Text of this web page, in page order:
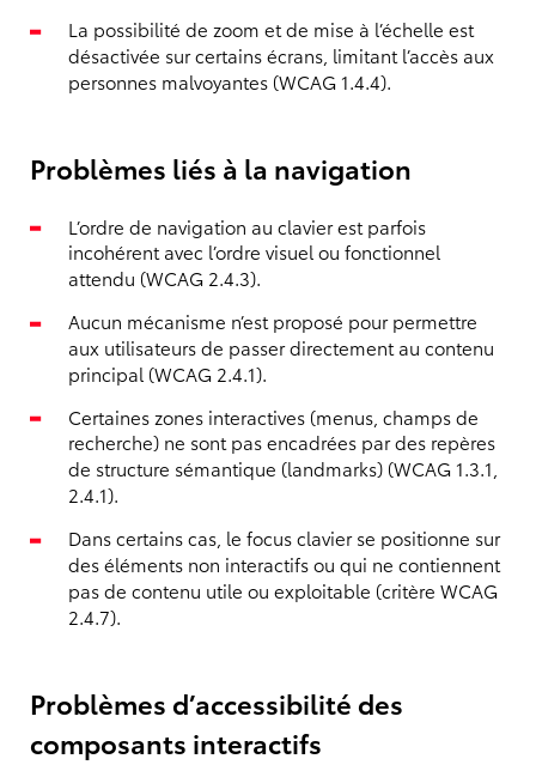
La possibilité de zoom et de mise à l’échelle est
désactivée sur certains écrans, limitant l’accès aux
personnes malvoyantes (WCAG 1.4.4).
Problèmes liés à la navigation
L’ordre de navigation au clavier est parfois
incohérent avec l’ordre visuel ou fonctionnel
attendu (WCAG 2.4.3).
Aucun mécanisme n’est proposé pour permettre
aux utilisateurs de passer directement au contenu
principal (WCAG 2.4.1).
Certaines zones interactives (menus, champs de
recherche) ne sont pas encadrées par des repères
de structure sémantique (landmarks) (WCAG 1.3.1,
2.4.1).
Dans certains cas, le focus clavier se positionne sur
des éléments non interactifs ou qui ne contiennent
pas de contenu utile ou exploitable (critère WCAG
2.4.7).
Problèmes d’accessibilité des
composants interactifs